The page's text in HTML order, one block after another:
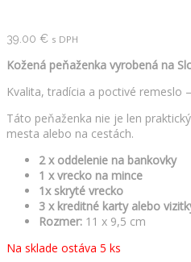
39.00 € s DPH
Kožená peňaženka vyrobená na
Kvalita, tradícia a poctivé remeslo
Táto peňaženka nie je len
mesta alebo na cestách.
2 x oddelenie na bankovky
1 x vrecko na mince
1x skryté vrecko
3 x kreditné karty alebo
Rozmer: 11 x 9,5 cm
Na sklade ostáva 5 ks